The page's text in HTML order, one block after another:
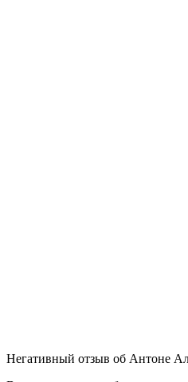
Негативный отзыв об Антоне